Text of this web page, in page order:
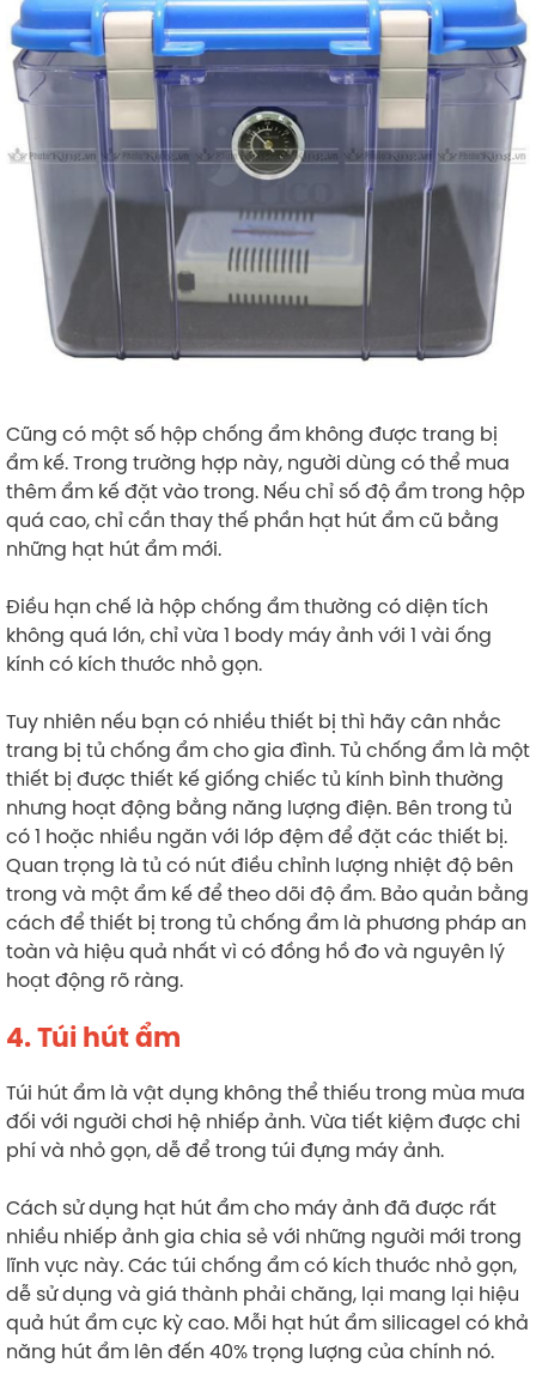
Cũng có một số hộp chống ẩm không được trang bị
ẩm kế. Trong trường hợp này, người dùng có thể mua
thêm ẩm kế đặt vào trong. Nếu chỉ số độ ẩm trong hộp
quá cao, chỉ cần thay thế phần hạt hút ẩm cũ bằng
những hạt hút ẩm mới.
Điều hạn chế là hộp chống ẩm thường có diện tích
không quá lớn, chỉ vừa 1 body máy ảnh với 1 vài ống
kính có kích thước nhỏ gọn.
Tuy nhiên nếu bạn có nhiều thiết bị thì hãy cân nhắc
trang bị tủ chống ẩm cho gia đình. Tủ chống ẩm là một
thiết bị được thiết kế giống chiếc tủ kính bình thường
nhưng hoạt động bằng năng lượng điện. Bên trong tủ
có 1 hoặc nhiều ngăn với lớp đệm để đặt các thiết bị.
Quan trọng là tủ có nút điều chỉnh lượng nhiệt độ bên
trong và một ẩm kế để theo dõi độ ẩm. Bảo quản bằng
cách để thiết bị trong tủ chống ẩm là phương pháp an
toàn và hiệu quả nhất vì có đồng hồ đo và nguyên lý
hoạt động rõ ràng.
4. Túi hút ẩm
Túi hút ẩm là vật dụng không thể thiếu trong mùa mưa
đối với người chơi hệ nhiếp ảnh. Vừa tiết kiệm được chi
phí và nhỏ gọn, dễ để trong túi đựng máy ảnh.
Cách sử dụng hạt hút ẩm cho máy ảnh đã được rất
nhiều nhiếp ảnh gia chia sẻ với những người mới trong
lĩnh vực này. Các túi chống ẩm có kích thước nhỏ gọn,
dễ sử dụng và giá thành phải chăng, lại mang lại hiệu
quả hút ẩm cực kỳ cao. Mỗi hạt hút ẩm silicagel có khả
năng hút ẩm lên đến 40% trọng lượng của chính nó.